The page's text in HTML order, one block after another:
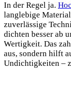
In der Regel ja.
langlebige
zuverlässige
dichten besser ab
Wertigkeit. Das
aus, sondern hilft
Undichtigkeiten –